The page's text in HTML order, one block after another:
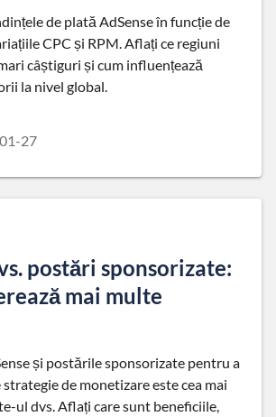
de plată AdSense în funcție de
CPC și RPM. Aflați ce regiuni
câștiguri și cum influențează
la nivel global.
27
postări sponsorizate:
mai multe
și postările sponsorizate pentru a
de monetizare este cea mai
ul dvs. Aflați care sunt beneficiile,